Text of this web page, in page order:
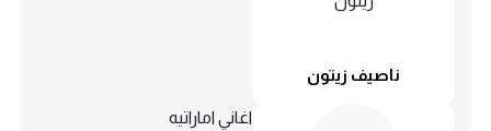
ناصيف زيتون
اغاني اماراتيه